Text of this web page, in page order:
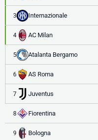
3 Internazionale
4 AC Milan
5 Atalanta Bergamo
6 AS Roma
7 Juventus
8 Fiorentina
9 Bologna